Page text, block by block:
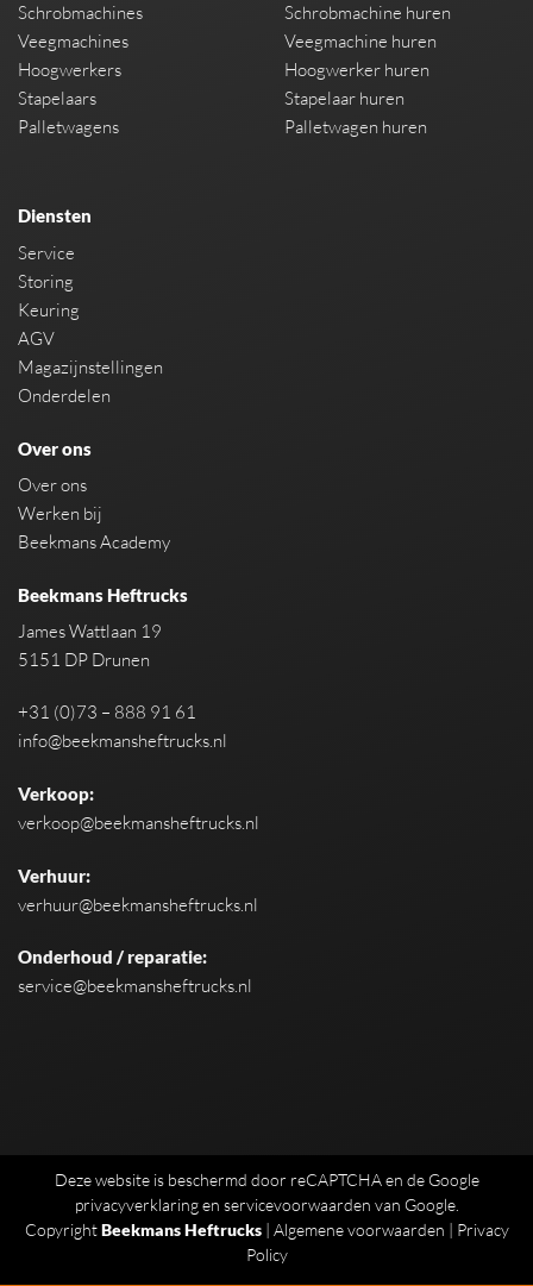
Schrobmachines
Veegmachines
Hoogwerkers
Stapelaars
Palletwagens
Schrobmachine huren
Veegmachine huren
Hoogwerker huren
Stapelaar huren
Palletwagen huren
Diensten
Service
Storing
Keuring
AGV
Magazijnstellingen
Onderdelen
Over ons
Over ons
Werken bij
Beekmans Academy
Beekmans Heftrucks
James Wattlaan 19
5151 DP Drunen
+31 (0)73 – 888 91 61
info@beekmansheftrucks.nl
Verkoop:
verkoop@beekmansheftrucks.nl
Verhuur:
verhuur@beekmansheftrucks.nl
Onderhoud / reparatie:
service@beekmansheftrucks.nl
Deze website is beschermd door reCAPTCHA en de Google
privacyverklaringen servicevoorwaarden van Google.
CopyrightBeekmans Heftrucks| Algemene voorwaarden | Privacy
Policy